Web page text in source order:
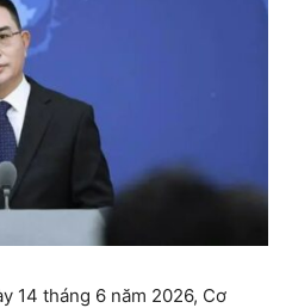
14 tháng 6 năm 2026, Cơ